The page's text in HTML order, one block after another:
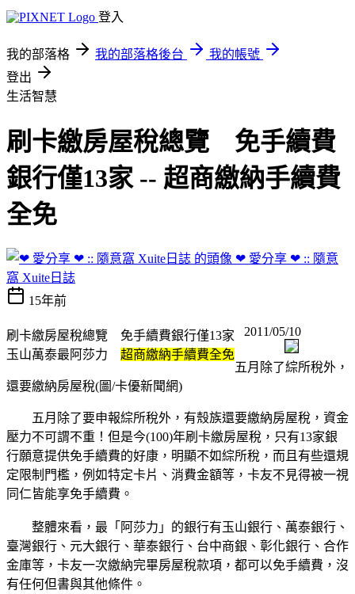
登入
我的部落格 我的部落格後台
我的帳號
登出
生活智慧
刷卡繳房屋稅總覽 免手續費
銀行僅13家 -- 超商繳納手續費
全免
❤ 愛分享 ❤ :: 隨意
窩 Xuite日誌
15年前
刷卡繳房屋稅總覽 免手續費銀行僅13家
玉山萬泰最阿莎力 超商繳納手續費全免
2011/05/10
五月除了綜所稅外，
還要繳納房屋稅(圖/卡優新聞網)
五月除了要申報綜所稅外，有殼族還要繳納房屋稅，資金
壓力不可謂不重！但是今(100)年刷卡繳房屋稅，只有13家銀
行願意提供免手續費的好康，明顯不如綜所稅，而且有些還規
定限制門檻，例如特定卡片、消費金額等，卡友不見得被一視
同仁皆能享免手續費。
整體來看，最「阿莎力」的銀行有玉山銀行、萬泰銀行、
臺灣銀行、元大銀行、華泰銀行、台中商銀、彰化銀行、合作
金庫等，卡友一次繳納完畢房屋稅款項，都可以免手續費，沒
有任何但書與其他條件。